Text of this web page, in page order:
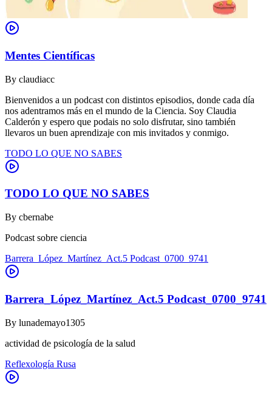
Mentes Científicas
By claudiacc
Bienvenidos a un podcast con distintos episodios, donde cada día
nos adentramos más en el mundo de la Ciencia. Soy Claudia
Calderón y espero que podais no solo disfrutar, sino también
llevaros un buen aprendizaje con mis invitados y conmigo.
TODO LO QUE NO SABES
TODO LO QUE NO SABES
By cbernabe
Podcast sobre ciencia
Barrera_López_Martínez_Act.5 Podcast_0700_9741
Barrera_López_Martínez_Act.5 Podcast_0700_9741
By lunademayo1305
actividad de psicología de la salud
Reflexología Rusa